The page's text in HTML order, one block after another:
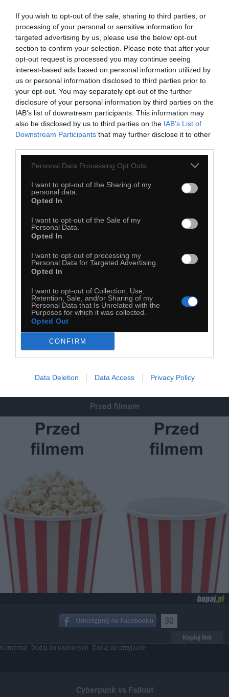
If you wish to opt-out of the sale, sharing to third parties, or
processing of your personal or sensitive information for
targeted advertising by us, please use the below opt-out
section to confirm your selection. Please note that after your
opt-out request is processed you may continue seeing
interest-based ads based on personal information utilized by
us or personal information disclosed to third parties prior to
your opt-out. You may separately opt-out of the further
disclosure of your personal information by third parties on the
IAB’s list of downstream participants. This information may
also be disclosed by us to third parties on the IAB’s List of
Downstream Participants that may further disclose it to other
Personal Data Processing Opt Outs
I want to opt-out of the Sharing of my
personal data.
Opted In
I want to opt-out of the Sale of my
Personal Data.
Opted In
I want to opt-out of processing my
Personal Data for Targeted Advertising.
Opted In
I want to opt-out of Collection, Use,
Retention, Sale, and/or Sharing of my
Personal Data that Is Unrelated with the
Purposes for which it was collected.
Opted Out
CONFIRM
Data Deletion Data Access Privacy Policy
Dodaj do ulubionych
Przed filmem
30
Kopiuj link
Komentuj Dodaj do ulubionych Dodaj do przyjaciół
Cyberpunk vs Fallout